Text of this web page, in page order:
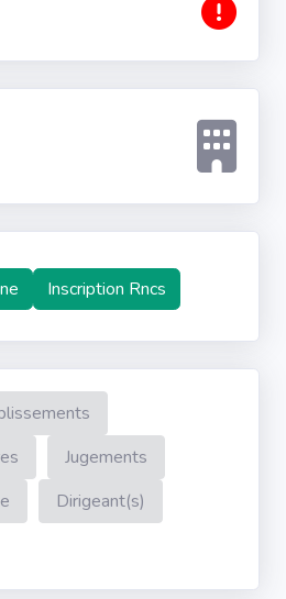
Inscription Rncs
Jugements
Dirigeant(s)